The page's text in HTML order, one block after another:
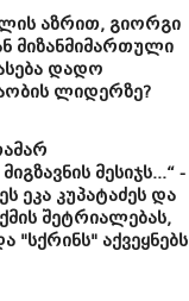
აზრით, გიორგი
მი­ზან­მი­მარ­თუ­ლი
დადო
ლიდერზე?
მესიჯს...“ -
ეკა კუპატაძეს და
შეტრიალებას,
"სქრინს" აქვეყნებს